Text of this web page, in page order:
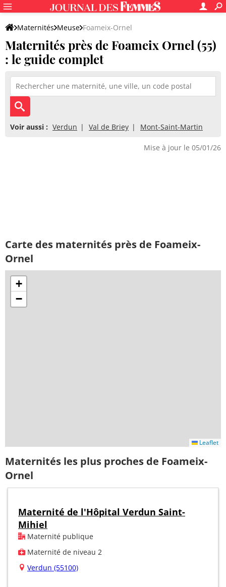
Maternités Meuse Foameix-Ornel
Maternités près de Foameix Ornel (55)
: le guide complet
Voir aussi : Verdun Val de Briey Mont-Saint-Martin
Mise à jour le 05/01/26
Carte des maternités près de Foameix-
Ornel
+
−
Leaflet
Maternités les plus proches de Foameix-
Ornel
Maternité de l'Hôpital Verdun Saint-
Mihiel
Maternité publique
Maternité de niveau 2
Verdun (55100)